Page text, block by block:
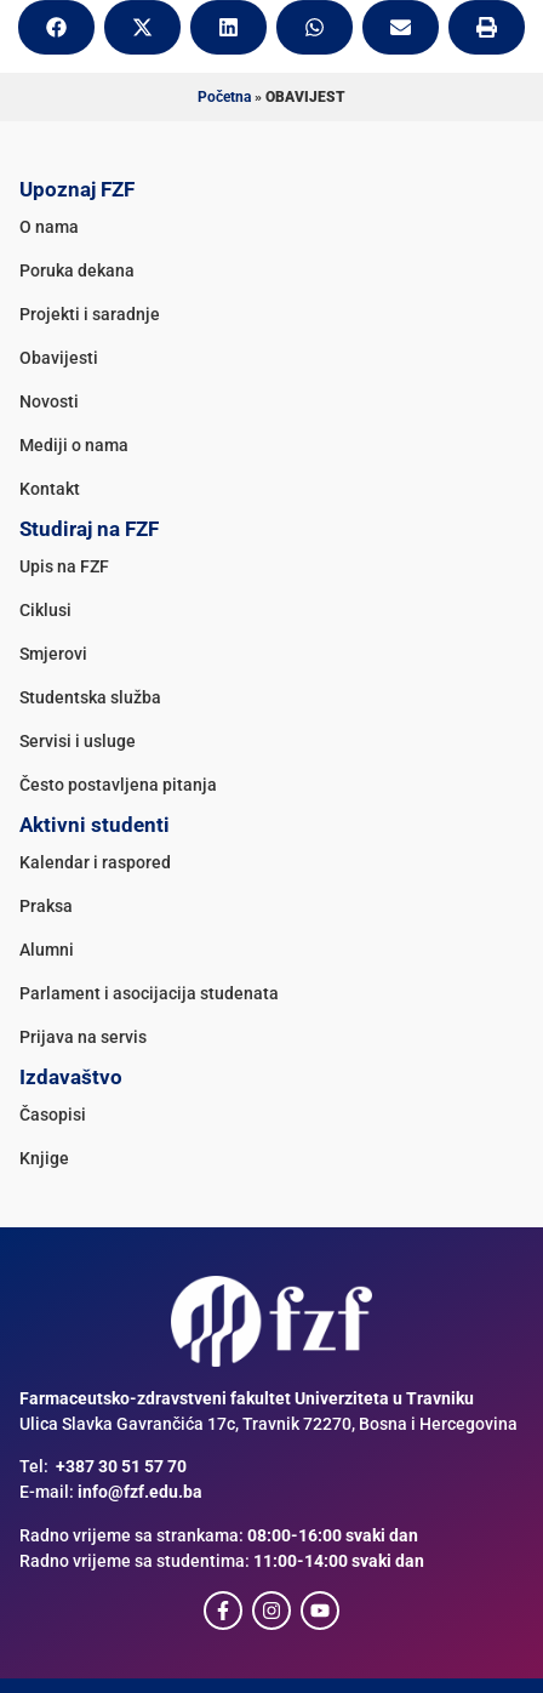
Početna » OBAVIJEST
Upoznaj FZF
O nama
Poruka dekana
Projekti i saradnje
Obavijesti
Novosti
Mediji o nama
Kontakt
Studiraj na FZF
Upis na FZF
Ciklusi
Smjerovi
Studentska služba
Servisi i usluge
Često postavljena pitanja
Aktivni studenti
Kalendar i raspored
Praksa
Alumni
Parlament i asocijacija studenata
Prijava na servis
Izdavaštvo
Časopisi
Knjige
Farmaceutsko-zdravstveni fakultet Univerziteta u Travniku
Ulica Slavka Gavrančića 17c, Travnik 72270, Bosna i Hercegovina
Tel: +387 30 51 57 70
E-mail: info@fzf.edu.ba
Radno vrijeme sa strankama: 08:00-16:00 svaki dan
Radno vrijeme sa studentima: 11:00-14:00 svaki dan